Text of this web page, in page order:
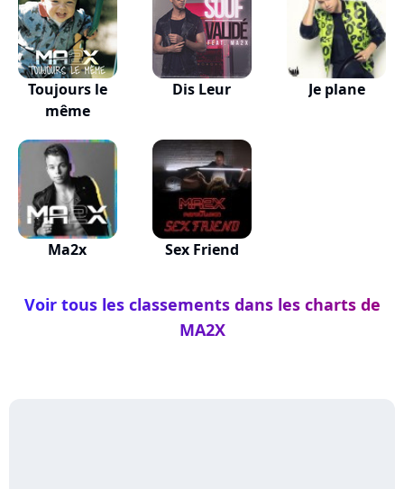
Toujours le
même
Dis Leur Je plane
Ma2x Sex Friend
Voir tous les classements dans les charts de
MA2X